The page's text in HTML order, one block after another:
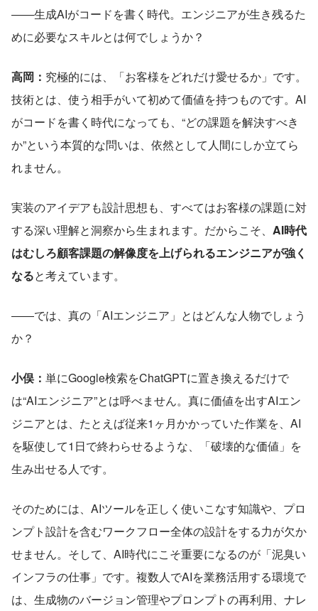
――生成AIがコードを書く時代。エンジニアが生き残るた
めに必要なスキルとは何でしょうか？
高岡： 究極的には、「お客様をどれだけ愛せるか」です。
技術とは、使う相手がいて初めて価値を持つものです。AI
がコードを書く時代になっても、“どの課題を解決すべき
か”という本質的な問いは、依然として人間にしか立てら
れません。
実装のアイデアも設計思想も、すべてはお客様の課題に対
する深い理解と洞察から生まれます。だからこそ、 AI時代
はむしろ顧客課題の解像度を上げられるエンジニアが強く
なると考えています。
――では、真の「AIエンジニア」とはどんな人物でしょう
か？
小俣： 単にGoogle検索をChatGPTに置き換えるだけで
は“AIエンジニア”とは呼べません。真に価値を出すAIエン
ジニアとは、たとえば従来1ヶ月かかっていた作業を、AI
を駆使して1日で終わらせるような、「破壊的な価値」を
生み出せる人です。
そのためには、AIツールを正しく使いこなす知識や、プロ
ンプト設計を含むワークフロー全体の設計をする力が欠か
せません。そして、AI時代にこそ重要になるのが「泥臭い
インフラの仕事」です。複数人でAIを業務活用する環境で
は、生成物のバージョン管理やプロンプトの再利用、ナレ